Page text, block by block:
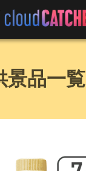
景品一覧